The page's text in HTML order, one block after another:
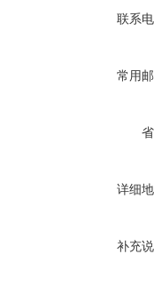
联系
常用
详细
补充